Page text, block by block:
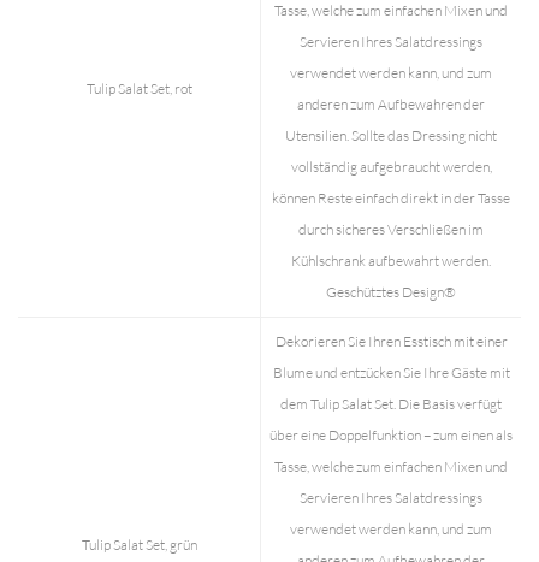
Tulip Salat Set, rot
Tasse, welche zum einfachen Mixen und
Servieren Ihres Salatdressings
verwendet werden kann, und zum
anderen zum Aufbewahren der
Utensilien. Sollte das Dressing nicht
vollständig aufgebraucht werden,
können Reste einfach direkt in der Tasse
durch sicheres Verschließen im
Kühlschrank aufbewahrt werden.
Geschütztes Design®
Tulip Salat Set, grün
Dekorieren Sie Ihren Esstisch mit einer
Blume und entzücken Sie Ihre Gäste mit
dem Tulip Salat Set. Die Basis verfügt
über eine Doppelfunktion – zum einen als
Tasse, welche zum einfachen Mixen und
Servieren Ihres Salatdressings
verwendet werden kann, und zum